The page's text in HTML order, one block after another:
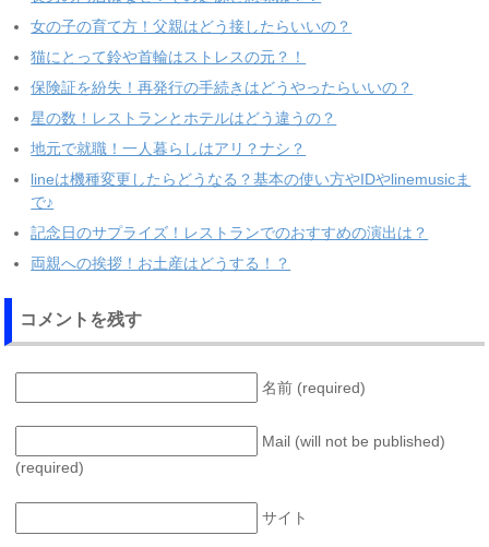
女の子の育て方！父親はどう接したらいいの？
猫にとって鈴や首輪はストレスの元？！
保険証を紛失！再発行の手続きはどうやったらいいの？
星の数！レストランとホテルはどう違うの？
地元で就職！一人暮らしはアリ？ナシ？
lineは機種変更したらどうなる？基本の使い方やIDやlinemusicま
で♪
記念日のサプライズ！レストランでのおすすめの演出は？
両親への挨拶！お土産はどうする！？
コメントを残す
名前 (required)
Mail (will not be published)
(required)
サイト